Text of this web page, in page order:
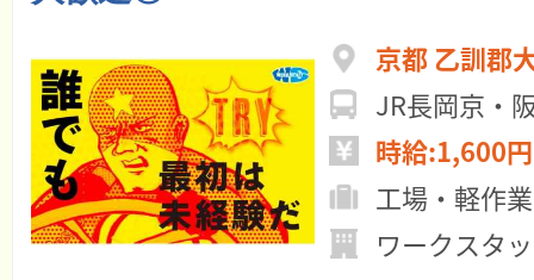
京都 乙訓郡
JR長岡京・
時給:1,600
工場・軽作業
ワークスタ